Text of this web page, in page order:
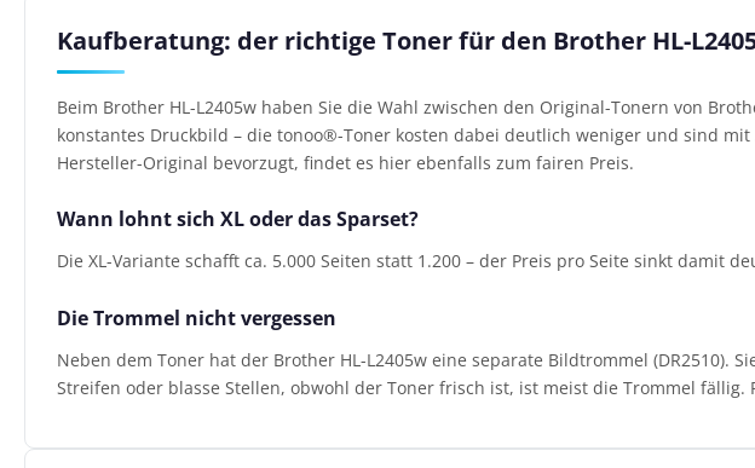
Kaufberatung: der richtige Toner für den Brother HL-
Beim Brother HL-L2405w haben Sie die Wahl zwischen den Original-Tonern von
konstantes Druckbild – die tonoo®-Toner kosten dabei deutlich weniger und sind
Hersteller-Original bevorzugt, findet es hier ebenfalls zum fairen Preis.
Wann lohnt sich XL oder das Sparset?
Die XL-Variante schafft ca. 5.000 Seiten statt 1.200 – der Preis pro Seite sinkt damit
Die Trommel nicht vergessen
Neben dem Toner hat der Brother HL-L2405w eine separate Bildtrommel (DR2510).
Streifen oder blasse Stellen, obwohl der Toner frisch ist, ist meist die Trommel fällig.